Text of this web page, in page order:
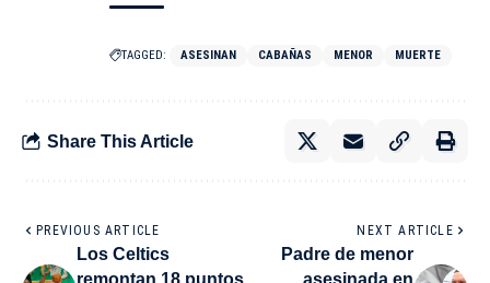
TAGGED: ASESINAN CABAÑAS MENOR MUERTE
Share This Article
PREVIOUS ARTICLE
Los Celtics
remontan 18 puntos
NEXT ARTICLE
Padre de menor
asesinada en